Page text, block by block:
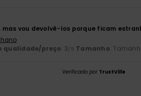
mas vou devolvê-los porque ficam
qualidade/preço: 3/5 Tamanho:
Verificado por TrustVille